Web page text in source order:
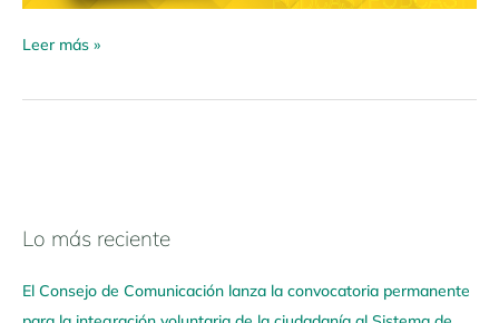
Leer más »
Lo más reciente
El Consejo de Comunicación lanza la convocatoria permanente
N
v